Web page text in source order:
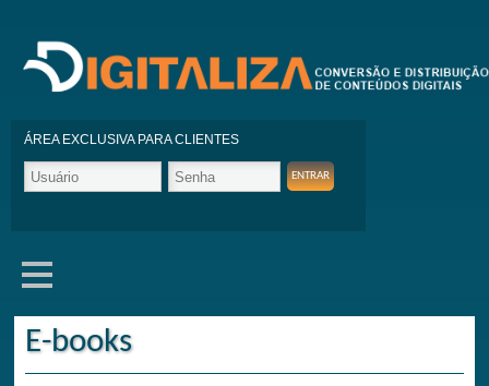
ÁREA EXCLUSIVA PARA CLIENTES
E-books